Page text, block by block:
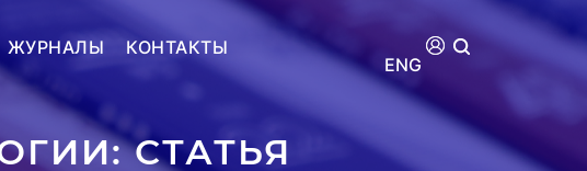
ЖУРНАЛЫ
КОНТАКТЫ
ENG
СТАТЬЯ